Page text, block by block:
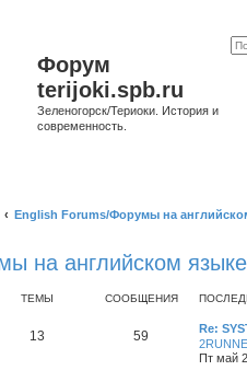
Форум
terijoki.spb.ru
Зеленогорск/Териоки. История и
современность.
English Forums/Форумы на
на английском языке
ТЕМЫ СООБЩЕНИЯ
13 59
Re:
Пт май